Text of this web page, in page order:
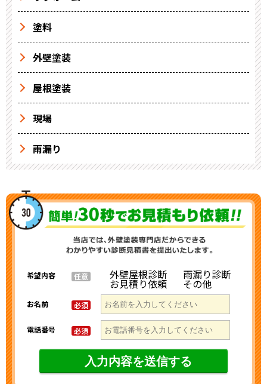
塗料
外壁塗装
屋根塗装
現場
雨漏り
希望内容 任意 外壁屋根診断 雨漏り診断
お見積り依頼 その他
お名前 必須
電話番号 必須